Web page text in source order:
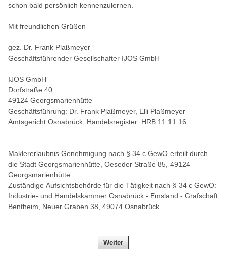
schon bald persönlich kennenzulernen.
Mit freundlichen Grüßen
gez. Dr. Frank Plaßmeyer
Geschäftsführender Gesellschafter IJOS GmbH
IJOS GmbH
Dorfstraße 40
49124 Georgsmarienhütte
Geschäftsführung: Dr. Frank Plaßmeyer, Elli Plaßmeyer
Amtsgericht Osnabrück, Handels­register: HRB 11 11 16
Maklererlaubnis Genehmigung nach § 34 c GewO erteilt durch
die Stadt Georgsmarienhütte, Oeseder Straße 85, 49124
Georgsmarienhütte
Zuständige Aufsichtsbehörde für die Tätigkeit nach § 34 c GewO:
Industrie- und Handelskammer Osnabrück - Emsland - Grafschaft
Bentheim, Neuer Graben 38, 49074 Osnabrück